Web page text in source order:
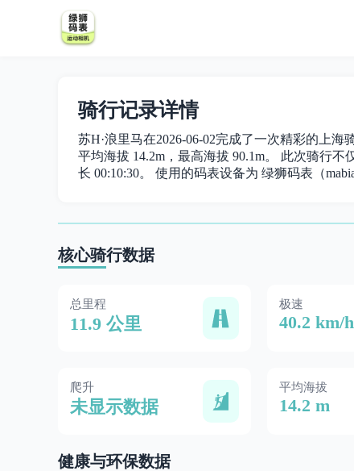
骑行记录详情
苏H·浪里马在2026-06-02完成了一次精彩的上海
平均海拔 14.2m，最高海拔 90.1m。 此次骑行不
长 00:10:30。 使用的码表设备为 绿狮码表（
核心骑行数据
总里程
11.9 公里
极速
40.2 km/h
爬升
未显示数据
平均海拔
14.2 m
健康与环保数据